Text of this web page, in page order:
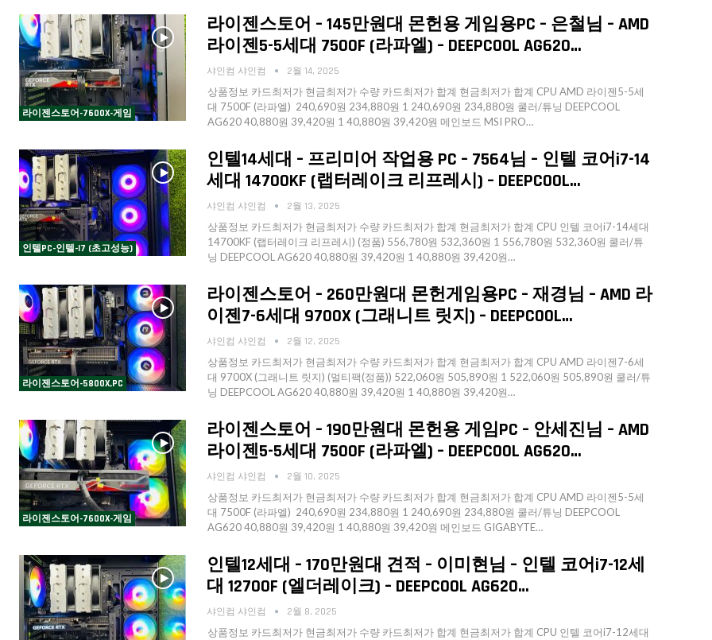
라이젠스토어-7600X-게임
라이젠스토어 – 145만원대 몬헌용 게임용PC – 은철님 – AMD
라이젠5-5세대 7500F (라파엘) – DEEPCOOL AG620…
샤인컴 샤인컴 2월 14, 2025
상품정보 카드최저가 현금최저가 수량 카드최저가 합계 현금최저가 합계 CPU AMD 라이젠5-5세
대 7500F (라파엘) 240,690원 234,880원 1 240,690원 234,880원 쿨러/튜닝 DEEPCOOL
AG620 40,880원 39,420원 1 40,880원 39,420원 메인보드 MSI PRO…
인텔PC-인텔-I7 (초고성능)
인텔14세대 – 프리미어 작업용 PC – 7564님 – 인텔 코어i7-14
세대 14700KF (랩터레이크 리프레시) – DEEPCOOL…
샤인컴 샤인컴 2월 13, 2025
상품정보 카드최저가 현금최저가 수량 카드최저가 합계 현금최저가 합계 CPU 인텔 코어i7-14세대
14700KF (랩터레이크 리프레시) (정품) 556,780원 532,360원 1 556,780원 532,360원 쿨러/튜
닝 DEEPCOOL AG620 40,880원 39,420원 1 40,880원 39,420원…
라이젠스토어-5800X,PC
라이젠스토어 – 260만원대 몬헌게임용PC – 재경님 – AMD 라
이젠7-6세대 9700X (그래니트 릿지) – DEEPCOOL…
샤인컴 샤인컴 2월 12, 2025
상품정보 카드최저가 현금최저가 수량 카드최저가 합계 현금최저가 합계 CPU AMD 라이젠7-6세
대 9700X (그래니트 릿지) (멀티팩(정품)) 522,060원 505,890원 1 522,060원 505,890원 쿨러/튜
닝 DEEPCOOL AG620 40,880원 39,420원 1 40,880원 39,420원…
라이젠스토어-7600X-게임
라이젠스토어 – 190만원대 몬헌용 게임PC – 안세진님 – AMD
라이젠5-5세대 7500F (라파엘) – DEEPCOOL AG620…
샤인컴 샤인컴 2월 10, 2025
상품정보 카드최저가 현금최저가 수량 카드최저가 합계 현금최저가 합계 CPU AMD 라이젠5-5세
대 7500F (라파엘) 240,690원 234,880원 1 240,690원 234,880원 쿨러/튜닝 DEEPCOOL
AG620 40,880원 39,420원 1 40,880원 39,420원 메인보드 GIGABYTE…
인텔12세대 – 170만원대 견적 – 이미현님 – 인텔 코어i7-12세
대 12700F (엘더레이크) – DEEPCOOL AG620…
샤인컴 샤인컴 2월 8, 2025
상품정보 카드최저가 현금최저가 수량 카드최저가 합계 현금최저가 합계 CPU 인텔 코어i7-12세대